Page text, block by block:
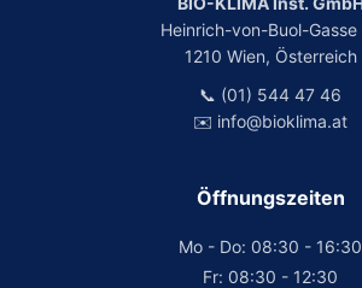
Heinrich-von-Buol-Gasse
1210 Wien, Österreich
📞 (01) 544 47 46
✉️ info@bioklima.at
Öffnungszeiten
Mo - Do: 08:30 - 16:30
Fr: 08:30 - 12:30